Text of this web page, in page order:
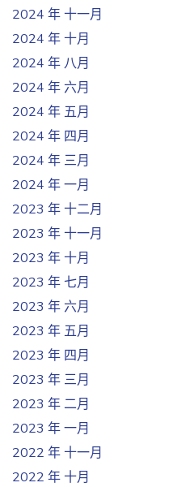
2024 年 十一月
2024 年 十月
2024 年 八月
2024 年 六月
2024 年 五月
2024 年 四月
2024 年 三月
2024 年 一月
2023 年 十二月
2023 年 十一月
2023 年 十月
2023 年 七月
2023 年 六月
2023 年 五月
2023 年 四月
2023 年 三月
2023 年 二月
2023 年 一月
2022 年 十一月
2022 年 十月